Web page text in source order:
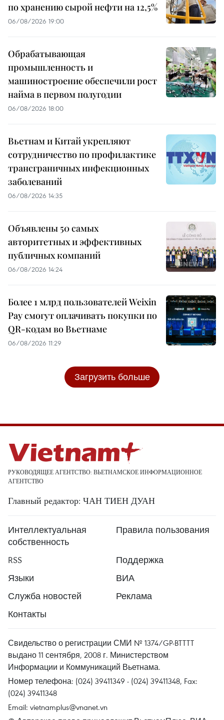
по хранению сырой нефти на 12,5%
06/08/2026 19:00
Обрабатывающая
промышленность и
машиностроение обеспечили рост
найма в первом полугодии
06/08/2026 18:00
Вьетнам и Китай укрепляют
сотрудничество по профилактике
трансграничных инфекционных
заболеваний
06/08/2026 14:35
Объявлены 50 самых
авторитетных и эффективных
публичных компаний
06/08/2026 14:24
Более 1 млрд пользователей Weixin
Pay смогут оплачивать покупки по
QR-кодам во Вьетнаме
06/08/2026 11:29
Загрузить больше
РУКОВОДЯЩЕЕ АГЕНТСТВО: ВЬЕТНАМСКОЕ ИНФОРМАЦИОННОЕ
АГЕНТСТВО
Главный редактор: ЧАН ТИЕН ДУАН
Интеллектуальная
собственность
Правила пользования
RSS
Поддержка
Языки
ВИА
Служба новостей
Реклама
Контакты
Свидельство о регистрации СМИ № 1374/GP-BTTTT
выдано 11 сентября, 2008 г. Министерством
Информации и Коммуникаций Вьетнама.
Номер телефона: (024) 39411349 - (024) 39411348, Fax:
(024) 39411348
Email: vietnamplus@vnanet.vn